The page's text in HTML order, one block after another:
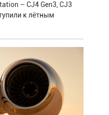
– CJ4 Gen3, CJ3
к лётным